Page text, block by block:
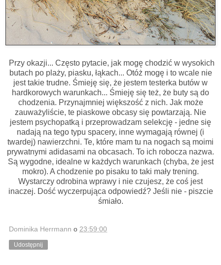
Przy okazji... Często pytacie, jak mogę chodzić w wysokich
butach po plaży, piasku, łąkach... Otóż mogę i to wcale nie
jest takie trudne. Śmieję się, że jestem testerka butów w
hardkorowych warunkach... Śmieję się też, że buty są do
chodzenia. Przynajmniej większość z nich. Jak może
zauważyliście, te piaskowe obcasy się powtarzają. Nie
jestem psychopatką i przeprowadzam selekcję - jedne się
nadają na tego typu spacery, inne wymagają równej (i
twardej) nawierzchni. Te, które mam tu na nogach są moimi
prywatnymi adidasami na obcasach. To ich robocza nazwa.
Są wygodne, idealne w każdych warunkach (chyba, że jest
mokro). A chodzenie po pisaku to taki mały trening.
Wystarczy odrobina wprawy i nie czujesz, że coś jest
inaczej. Dość wyczerpująca odpowiedź? Jeśli nie - piszcie
śmiało.
Dominika Herrmann o 23:59:00
Udostępnij